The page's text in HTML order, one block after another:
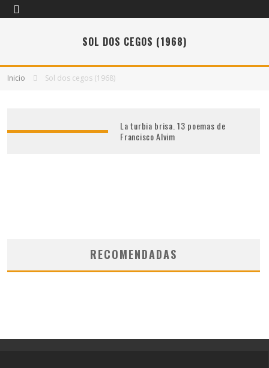
SOL DOS CEGOS (1968)
Inicio Sol dos cegos (1968)
La turbia brisa. 13 poemas de
Francisco Alvim
RECOMENDADAS